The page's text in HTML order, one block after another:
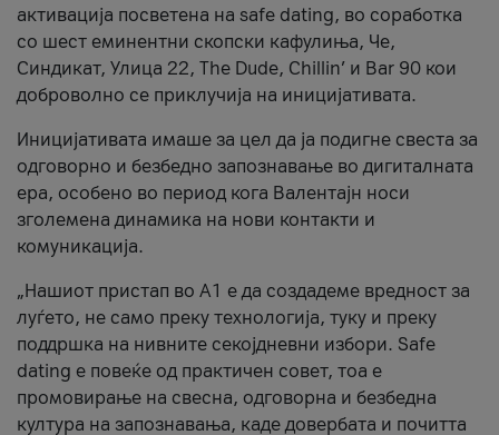
активација посветена на safe dating, во соработка
со шест еминентни скопски кафулиња, Че,
Синдикат, Улица 22, The Dude, Chillin’ и Bar 90 кои
доброволно се приклучија на иницијативата.
Иницијативата имаше за цел да ја подигне свеста за
одговорно и безбедно запознавање во дигиталната
ера, особено во период кога Валентајн носи
зголемена динамика на нови контакти и
комуникација.
„Нашиот пристап во А1 е да создадеме вредност за
луѓето, не само преку технологија, туку и преку
поддршка на нивните секојдневни избори. Safe
dating е повеќе од практичен совет, тоа е
промовирање на свесна, одговорна и безбедна
култура на запознавања, каде довербата и почитта